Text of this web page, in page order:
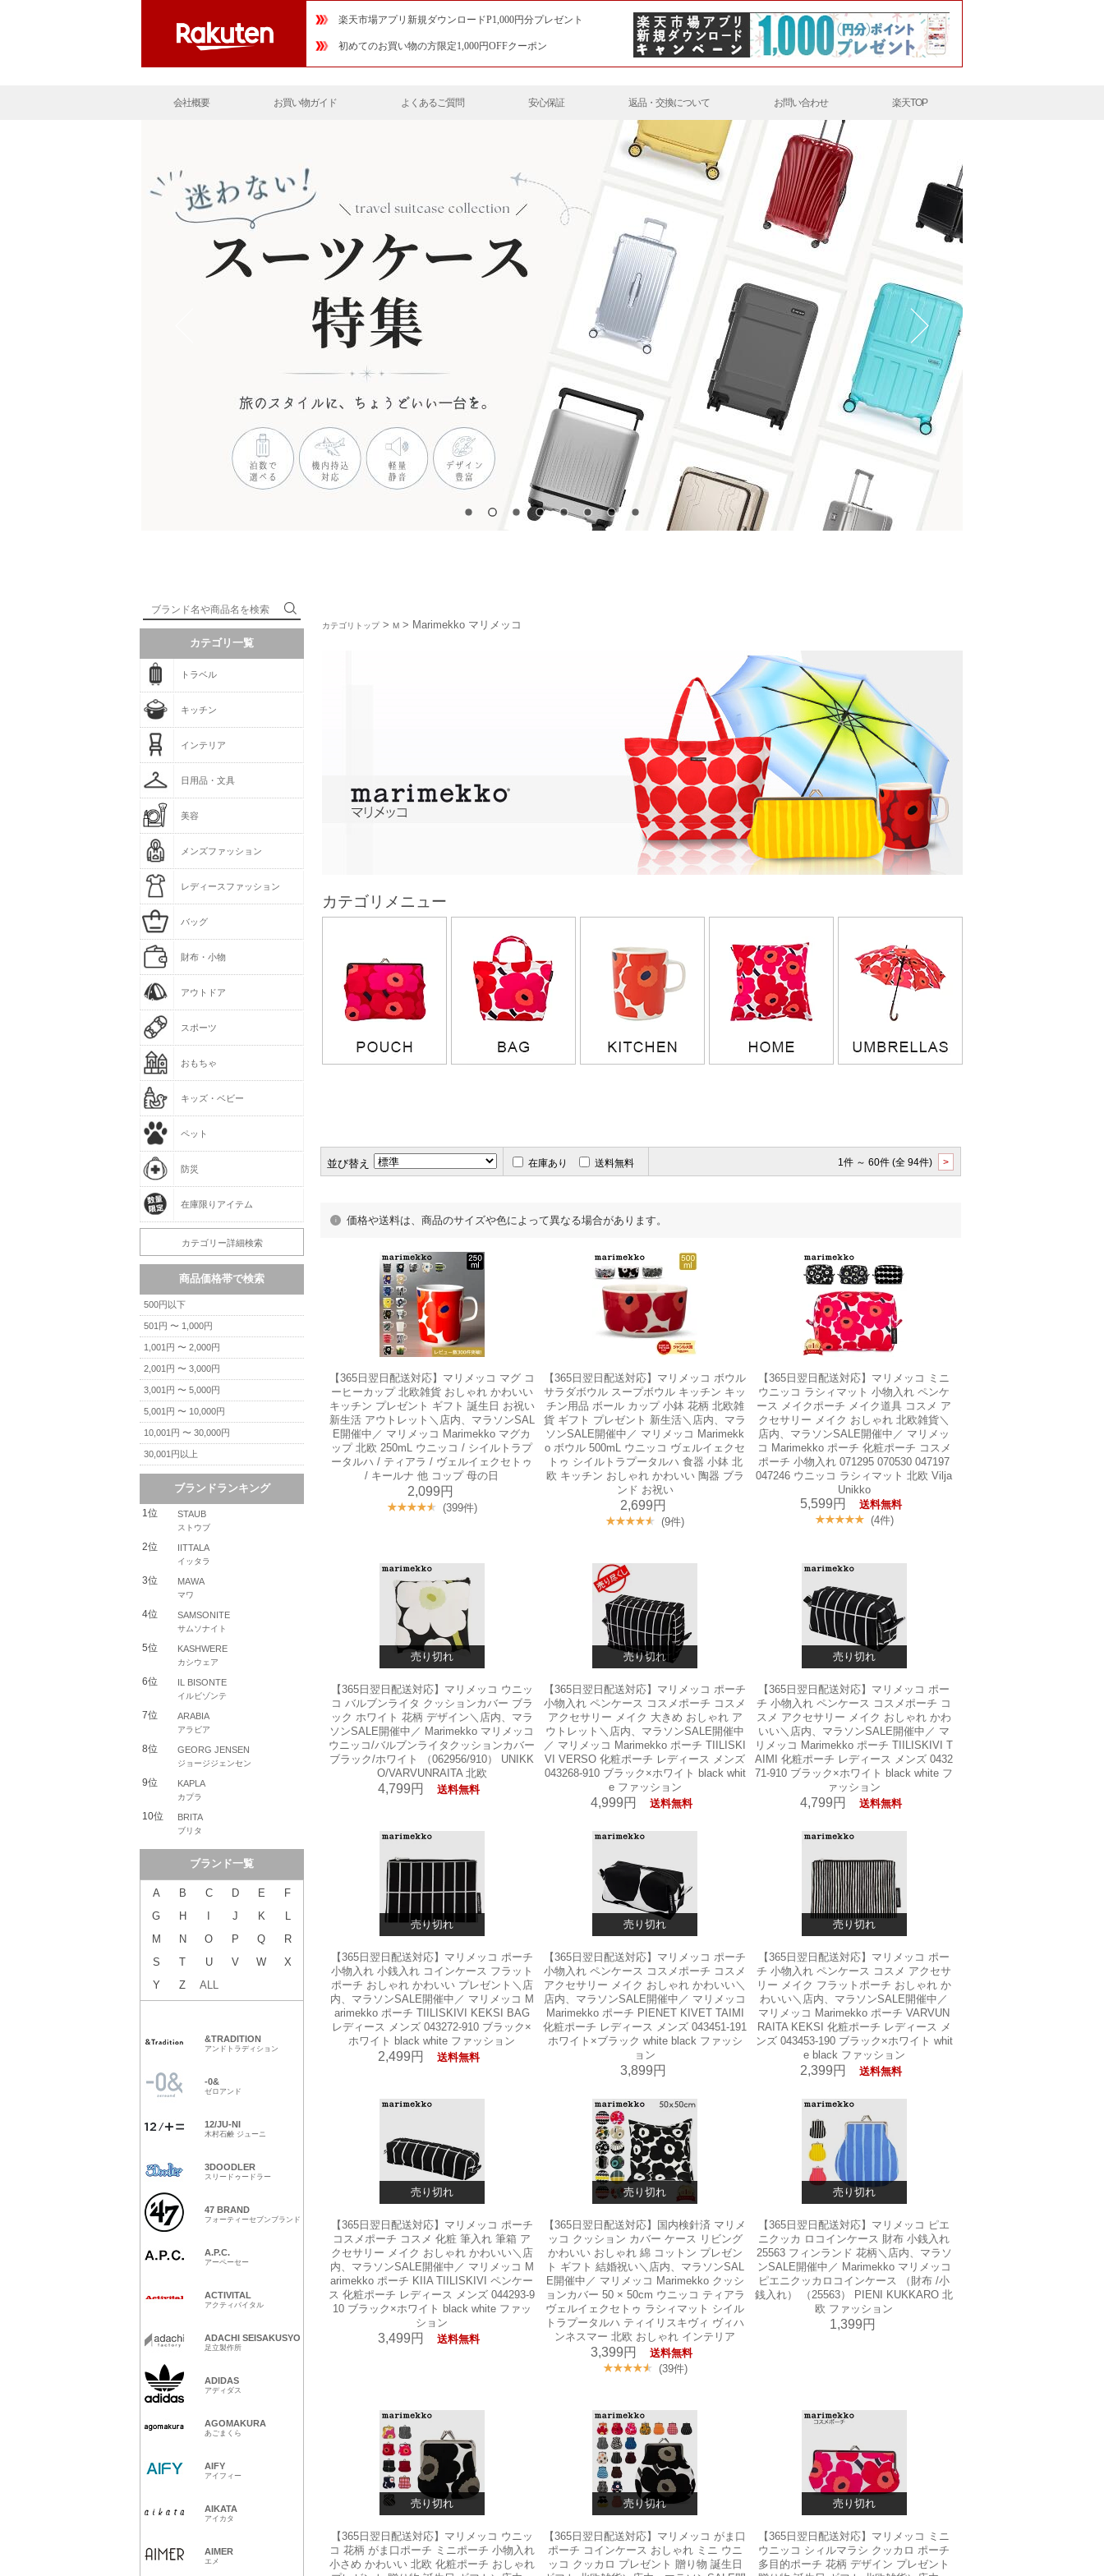
カテゴリトップ> M > Marimekko マリメッコ
並び替え 在庫あり 送料無料 1件 ～ 60件 (全 94件) >
価格や送料は、商品のサイズや色によって異なる場合があります。
【365日翌日配送対応】マリメッコ マグ コ
ーヒーカップ 北欧雑貨 おしゃれ かわいい
キッチン プレゼント ギフト 誕生日 お祝い
新生活 アウトレット＼店内、マラソンSAL
E開催中／ マリメッコ Marimekko マグカ
ップ 北欧 250mL ウニッコ / シイルトラプ
ータルハ / ティアラ / ヴェルイェクセトゥ
/ キールナ 他 コップ 母の日
2,099円
(399件)
【365日翌日配送対応】マリメッコ ボウル
サラダボウル スープボウル キッチン キッ
チン用品 ボール カップ 小鉢 花柄 北欧雑
貨 ギフト プレゼント 新生活＼店内、マラ
ソンSALE開催中／ マリメッコ Marimekk
o ボウル 500mL ウニッコ ヴェルイェクセ
トゥ シイルトラプータルハ 食器 小鉢 北
欧 キッチン おしゃれ かわいい 陶器 ブラ
ンド お祝い
2,699円
(9件)
【365日翌日配送対応】マリメッコ ミニ
ウニッコ ラシィマット 小物入れ ペンケ
ース メイクポーチ メイク道具 コスメ ア
クセサリー メイク おしゃれ 北欧雑貨＼
店内、マラソンSALE開催中／ マリメッ
コ Marimekko ポーチ 化粧ポーチ コスメ
ポーチ 小物入れ 071295 070530 047197
047246 ウニッコ ラシィマット 北欧 Vilja
Unikko
5,599円 送料無料
(4件)
売り切れ 売り切れ 売り切れ
【365日翌日配送対応】マリメッコ ウニッ
コ バルブンライタ クッションカバー ブラ
ック ホワイト 花柄 デザイン＼店内、マラ
ソンSALE開催中／ Marimekko マリメッコ
ウニッコ/バルブンライタクッションカバー
ブラック/ホワイト （062956/910） UNIKK
O/VARVUNRAITA 北欧
4,799円 送料無料
【365日翌日配送対応】マリメッコ ポーチ
小物入れ ペンケース コスメポーチ コスメ
アクセサリー メイク 大きめ おしゃれ ア
ウトレット＼店内、マラソンSALE開催中
／ マリメッコ Marimekko ポーチ TIILISKI
VI VERSO 化粧ポーチ レディース メンズ
043268-910 ブラック×ホワイト black whit
e ファッション
4,999円 送料無料
【365日翌日配送対応】マリメッコ ポー
チ 小物入れ ペンケース コスメポーチ コ
スメ アクセサリー メイク おしゃれ かわ
いい＼店内、マラソンSALE開催中／ マ
リメッコ Marimekko ポーチ TIILISKIVI T
AIMI 化粧ポーチ レディース メンズ 0432
71-910 ブラック×ホワイト black white フ
ァッション
4,799円 送料無料
売り切れ 売り切れ 売り切れ
【365日翌日配送対応】マリメッコ ポーチ
小物入れ 小銭入れ コインケース フラット
ポーチ おしゃれ かわいい プレゼント＼店
内、マラソンSALE開催中／ マリメッコ M
arimekko ポーチ TIILISKIVI KEKSI BAG
レディース メンズ 043272-910 ブラック×
ホワイト black white ファッション
2,499円 送料無料
【365日翌日配送対応】マリメッコ ポーチ
小物入れ ペンケース コスメポーチ コスメ
アクセサリー メイク おしゃれ かわいい＼
店内、マラソンSALE開催中／ マリメッコ
Marimekko ポーチ PIENET KIVET TAIMI
化粧ポーチ レディース メンズ 043451-191
ホワイト×ブラック white black ファッシ
ョン
3,899円
【365日翌日配送対応】マリメッコ ポー
チ 小物入れ ペンケース コスメ アクセサ
リー メイク フラットポーチ おしゃれ か
わいい＼店内、マラソンSALE開催中／
マリメッコ Marimekko ポーチ VARVUN
RAITA KEKSI 化粧ポーチ レディース メ
ンズ 043453-190 ブラック×ホワイト whit
e black ファッション
2,399円 送料無料
売り切れ 売り切れ 売り切れ
【365日翌日配送対応】マリメッコ ポーチ
コスメポーチ コスメ 化粧 筆入れ 筆箱 ア
クセサリー メイク おしゃれ かわいい＼店
内、マラソンSALE開催中／ マリメッコ M
arimekko ポーチ KIIA TIILISKIVI ペンケー
ス 化粧ポーチ レディース メンズ 044293-9
10 ブラック×ホワイト black white ファッ
ション
3,499円 送料無料
【365日翌日配送対応】国内検針済 マリメ
ッコ クッション カバー ケース リビング
かわいい おしゃれ 綿 コットン プレゼン
ト ギフト 結婚祝い＼店内、マラソンSAL
E開催中／ マリメッコ Marimekko クッシ
ョンカバー 50 × 50cm ウニッコ ティアラ
ヴェルイェクセトゥ ラシィマット シイル
トラプータルハ ティイリスキヴィ ヴィハ
ンネスマー 北欧 おしゃれ インテリア
3,399円 送料無料
(39件)
【365日翌日配送対応】マリメッコ ピエ
ニクッカ ロコインケース 財布 小銭入れ
25563 フィンランド 花柄＼店内、マラソ
ンSALE開催中／ Marimekko マリメッコ
ピエニクッカロコインケース （財布 /小
銭入れ） （25563） PIENI KUKKARO 北
欧 ファッション
1,399円
売り切れ 売り切れ 売り切れ
【365日翌日配送対応】マリメッコ ウニッ
コ 花柄 がま口ポーチ ミニポーチ 小物入れ
小さめ かわいい 北欧 化粧ポーチ おしゃれ
【365日翌日配送対応】マリメッコ がま口
ポーチ コインケース おしゃれ ミニ ウニ
ッコ クッカロ プレゼント 贈り物 誕生日
【365日翌日配送対応】マリメッコ ミニ
ウニッコ シィルマラシ クッカロ ポーチ
多目的ポーチ 花柄 デザイン プレゼント